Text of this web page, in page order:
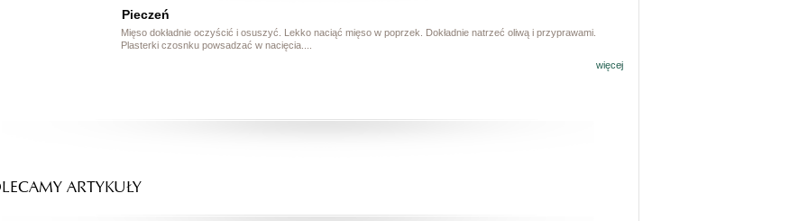
Pieczeń
Mięso dokładnie oczyścić i osuszyć. Lekko naciąć mięso w poprzek. Dokładnie natrzeć oliwą i przyprawami.
Plasterki czosnku powsadzać w nacięcia....
więcej
ARTYKUŁY